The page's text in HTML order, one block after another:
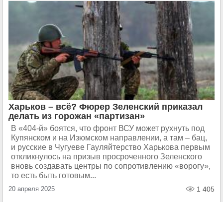
Харьков – всё? Фюрер Зеленский приказал
делать из горожан «партизан»
В «404-й» боятся, что фронт ВСУ может рухнуть под
Купянском и на Изюмском направлении, а там – бац,
и русские в Чугуеве Гауляйтерство Харькова первым
откликнулось на призыв просроченного Зеленского
вновь создавать центры по сопротивлению «ворогу»,
то есть быть готовым...
20 апреля 2025 1 405